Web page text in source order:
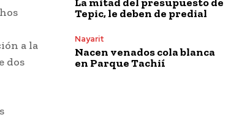
a la
dos
Tepic, le deben de predial
Nayarit
Nacen venados cola blanca
en Parque Tachií